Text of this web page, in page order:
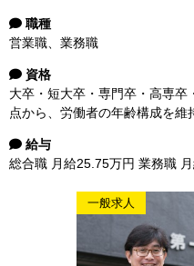
職種
営業職、業務職
資格
大卒・短大卒・専門卒・高専卒
点から、労働者の年齢構成を
給与
総合職 月給25.75万円 業務職
一般求人